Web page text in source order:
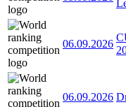
06.09.2026
06.09.2026